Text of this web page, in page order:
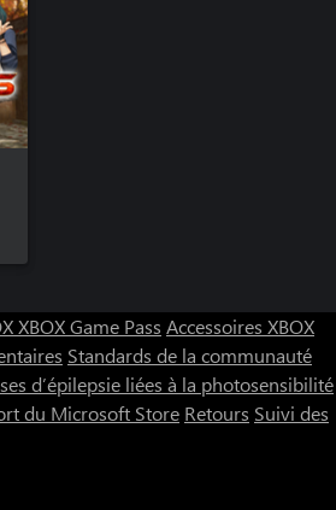
XBOX Game Pass Accessoires XBOX
Standards de la communauté
d’épilepsie liées à la photosensibilité
du Microsoft Store Retours Suivi des